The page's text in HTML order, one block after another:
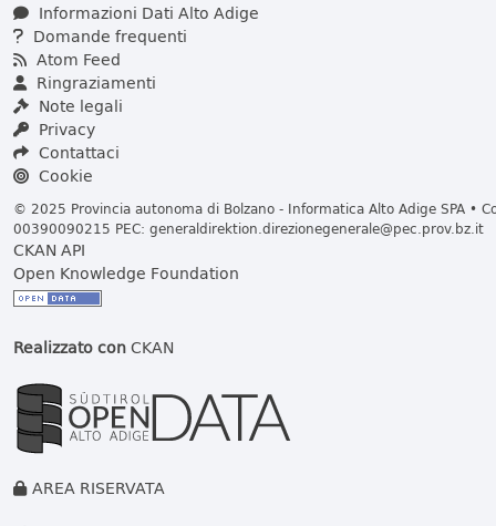
Informazioni Dati Alto Adige
Domande frequenti
Atom Feed
Ringraziamenti
Note legali
Privacy
Contattaci
Cookie
© 2025 Provincia autonoma di Bolzano - Informatica Alto Adige SPA •
00390090215 PEC: generaldirektion.direzionegenerale@pec.prov.bz.it
CKAN API
Open Knowledge Foundation
Realizzato conCKAN
AREA RISERVATA